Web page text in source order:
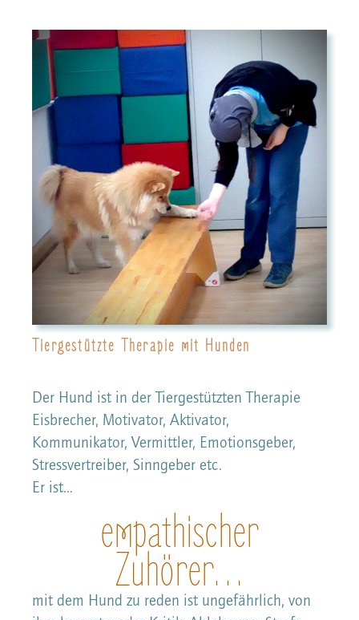
Tiergestützte Therapie mit Hunden
Der Hund ist in der Tiergestützten Therapie
Eisbrecher, Motivator, Aktivator,
Kommunikator, Vermittler, Emotionsgeber,
Stressvertreiber, Sinngeber etc.
Er ist…
empathischer
Zuhörer…
mit dem Hund zu reden ist ungefährlich, von